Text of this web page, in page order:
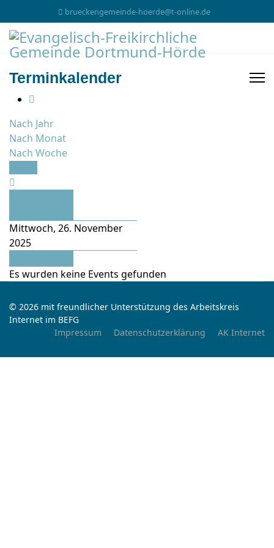
brueckengemeinde-hoerde@t-online.de
Terminkalender
Nach Jahr
Nach Monat
Nach Woche
Mittwoch, 26. November
2025
Es wurden keine Events gefunden
© 2026 mit freundlicher Unterstützung des Arbeitskreis
Internet im BEFG
Impressum
Datenschutzerklärung AK Internet